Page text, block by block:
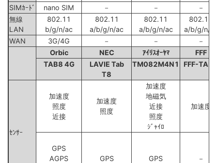
SIMｶｰﾄﾞ
nano SIM － －
－
無線
LAN
802.11
b/g/n/ac
802.11
a/b/g/n/ac
802.11
a/b/g/n/ac
802.11
a/b/g/n/
WAN
3G/4G － －
－
Orbic
NEC ｱｲﾘｽｵｰﾔﾏ
FFF
TAB8 4G
LAVIE Tab
T8
TM082M4N1 FFF-
ｾﾝｻｰ
加速度
照度
近接
加速度
照度
加速度
地磁気
近接
照度
ｼﾞｬｲﾛ
加速度
GPS
AGPS
GPS GPS －